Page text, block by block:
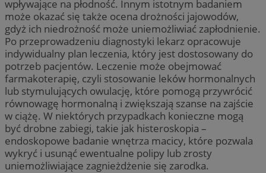
wpływające na płodność. Innym istotnym badaniem
może okazać się także ocena drożności jajowodów,
gdyż ich niedrożność może uniemożliwiać zapłodnienie.
Po przeprowadzeniu diagnostyki lekarz opracowuje
indywidualny plan leczenia, który jest dostosowany do
potrzeb pacjentów. Leczenie może obejmować
farmakoterapię, czyli stosowanie leków hormonalnych
lub stymulujących owulację, które pomogą przywrócić
równowagę hormonalną i zwiększają szanse na zajście
w ciążę. W niektórych przypadkach konieczne mogą
być drobne zabiegi, takie jak histeroskopia –
endoskopowe badanie wnętrza macicy, które pozwala
wykryć i usunąć ewentualne polipy lub zrosty
uniemożliwiające zagnieżdżenie się zarodka.